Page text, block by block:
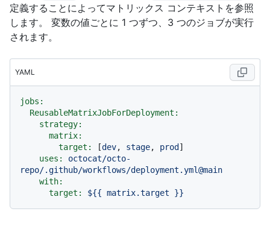
定義することによってマトリックス コンテキストを参照
します。 変数の値ごとに 1 つずつ、3 つのジョブが実行
されます。
YAML
jobs:
ReusableMatrixJobForDeployment:
strategy:
matrix:
target:
[dev, stage, prod ]
uses:
octocat/octo-
repo/.github/workflows/deployment.yml@main
with:
target:
${{ matrix.target }}